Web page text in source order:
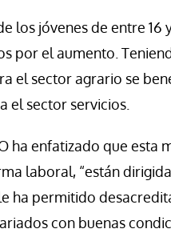
los jóvenes de entre
por el aumento.
el sector agrario se
el sector servicios.
ha enfatizado que esta
laboral, “están
ha permitido
con buenas